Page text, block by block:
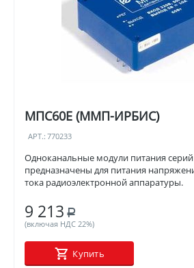
МПС60Е (ММП-ИРБИС)
АРТ.: 770233
Одноканальные модули питания
предназначены для питания
тока радиоэлектронной аппаратуры.
9 213 Р
(включая НДС 22%)
Купить